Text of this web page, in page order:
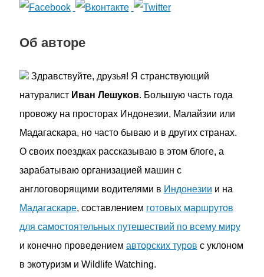
Об авторе
Здравствуйте, друзья! Я странствующий
натуралист Иван Лешуков. Большую часть года
провожу на просторах Индонезии, Малайзии или
Мадагаскара, но часто бываю и в других странах.
О своих поездках рассказываю в этом блоге, а
зарабатываю организацией машин с
англоговорящими водителями в Индонезии и на
Мадагаскаре, составлением готовых маршрутов
для самостоятельных путешествий по всему миру
и конечно проведением авторских туров с уклоном
в экотуризм и Wildlife Watching.